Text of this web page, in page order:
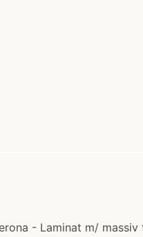
- Laminat m/